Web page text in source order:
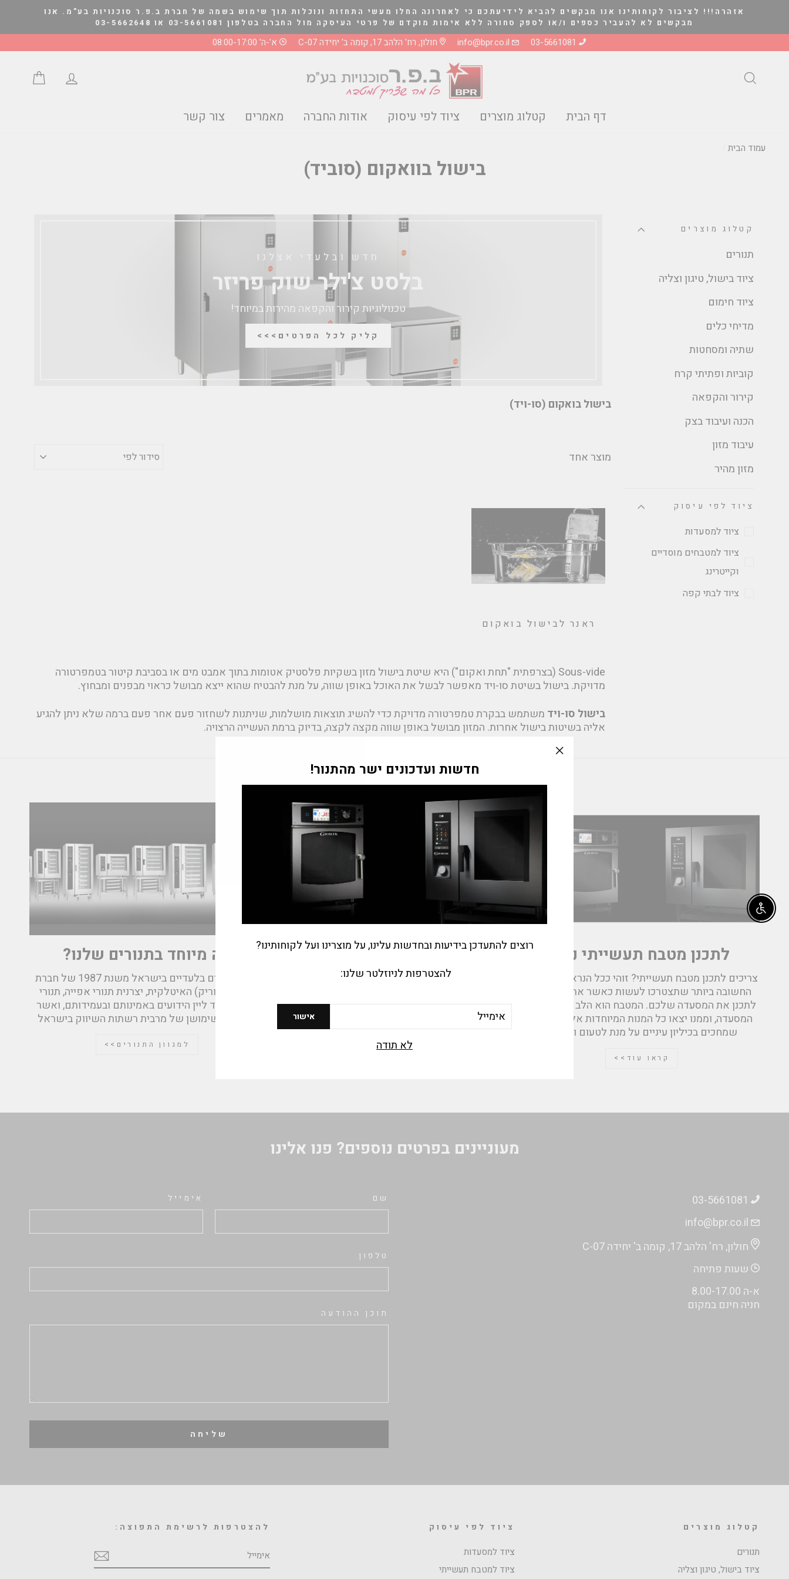
אזהרה!!! לציבור לקוחותינו אנו מבקשים להביא לידיעתכם כי לאחרונה החלו מעשי התחזות ונוכלות תוך שימוש בשמה של חברת ב.פ.ר סוכנויות בע"מ. אנו
מבקשים לא להעביר כספים ו/או לספק סחורה ללא אימות מוקדם של פרטי העיסקה מול החברה בטלפון 03-5661081 או 03-5662648
03-5661081
info@bpr.co.il חולון, רח' הלהב 17, קומה ב' יחידה C-07 א'-ה' 08:00-17:00
התחבר/י
דף הבית קטלוג מוצרים ציוד לפי עיסוק אודות החברה מאמרים צור קשר
עמוד הבית
בישול בוואקום (סוביד)
קטלוג מוצרים
תנורים
ציוד בישול, טיגון וצליה
ציוד חימום
מדיחי כלים
שתיה ומסחטות
קוביות ופתיתי קרח
קירור והקפאה
הכנה ועיבוד בצק
עיבוד מזון
מזון מהיר
ציוד לפי עיסוק
ציוד למסעדות
ציוד למטבחים מוסדיים
וקייטרינג
ציוד לבתי קפה
חדש ובלעדי אצלנו
בלסט צ'ילר שוק פריזר
טכנולוגיות קירור והקפאה מהירות במיוחד!
קליק לכל הפרטים>>>
בישול בואקום (סו-ויד)
מוצר אחד
לפי
ראנר לבישול בואקום
Sous-vide (בצרפתית "תחת ואקום") היא שיטת בישול מזון בשקיות פלסטיק אטומות בתוך אמבט מים או בסביבת קיטור בטמפרטורה
מדויקת. בישול בשיטת סו-ויד מאפשר לבשל את האוכל באופן שווה, על מנת להבטיח שהוא ייצא מבושל כראוי מבפנים ומבחוץ.
בישול סו-ויד משתמש בבקרת טמפרטורה מדויקת כדי להשיג תוצאות מושלמות, שניתנות לשחזור פעם אחר פעם ברמה שלא ניתן להגיע
אליה בשיטות בישול אחרות. המזון מבושל באופן שווה מקצה לקצה, בדיוק ברמת העשייה הרצויה.
לתכנן מטבח תעשייתי נכון
צריכים לתכנן מטבח תעשייתי? זוהי ככל הנראה המשימה
החשובה ביותר שתצטרכו לעשות כאשר אתם ניגשים
לתכנן את המסעדה שלכם. המטבח הוא הלב הפועם של
המסעדה, וממנו יצאו כל המנות המיוחדות אל הסועדים
שמחכים בכיליון עיניים על מנת לטעום וליהנות
קראו עוד>>
מי אנחנו?
האפייה וההסעדה בישראל
אודות החברה
מה מיוחד בתנורים שלנו?
אנחנו נציגים בלעדיים בישראל משנת 1987 של חברת
Giorik (גיוריק) האיטלקית, יצרנית תנורי אפייה, תנורי
בישול וציוד ליין הידועים באמינותם ובעמידותם, ואשר
נמצאים בשימושן של מרבית רשתות השיווק בישראל
למגוון התנורים>>
מעוניינים בפרטים נוספים? פנו אלינו
חולון, רח' הלהב 17, קומה ב' יחידה C-07
שעות פתיחה
א-ה 8.00-17.00
חניה חינם במקום
שם אימייל
טלפון
תוכן ההודעה
שליחה
קטלוג מוצרים
תנורים
ציוד בישול, טיגון וצליה
ציוד לפי עיסוק
ציוד למסעדות
ציוד למטבח תעשייתי
להצטרפות לרשימת התפוצה:
חדשות ועדכונים ישר מהתנור!
רוצים להתעדכן בידיעות ובחדשות עלינו, על מוצרינו ועל לקוחותינו?
להצטרפות לניוזלטר שלנו:
אישור
לא תודה
Enable accessibility